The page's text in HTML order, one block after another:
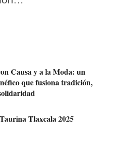
Causa y a la Moda: un
que fusiona tradición,
Tlaxcala 2025